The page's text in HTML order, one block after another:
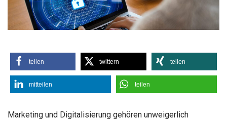
teilen twittern teilen
mitteilen teilen
Marketing und Digitalisierung gehören unweigerlich